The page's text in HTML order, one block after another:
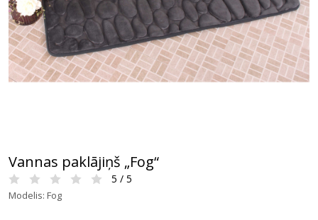
Vannas paklājiņš „Fog“
5 / 5
Modelis: Fog